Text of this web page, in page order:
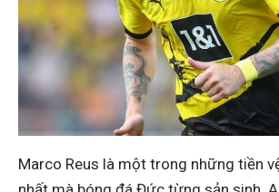
Marco Reus là một trong những tiền